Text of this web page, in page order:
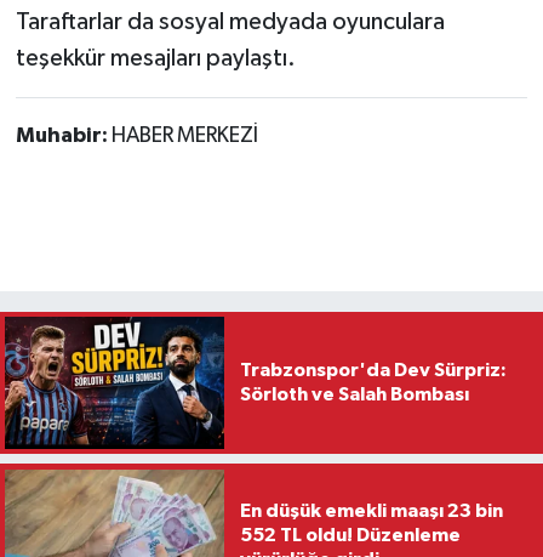
Taraftarlar da sosyal medyada oyunculara
teşekkür mesajları paylaştı.
Muhabir: HABER MERKEZİ
Trabzonspor'da Dev Sürpriz:
Sörloth ve Salah Bombası
En düşük emekli maaşı 23 bin
552 TL oldu! Düzenleme